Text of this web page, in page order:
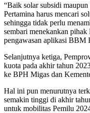
“Baik solar subsidi
Pertamina harus mencari
sehingga tidak perlu
sembari menekankan
pengawasan aplikasi BBM
Selanjutnya ketiga,
kuota pada akhir tahun
ke BPH Migas dan
Hal ini pun menurutnya
semakin tinggi di akhir
untuk mobilitas Pemilu